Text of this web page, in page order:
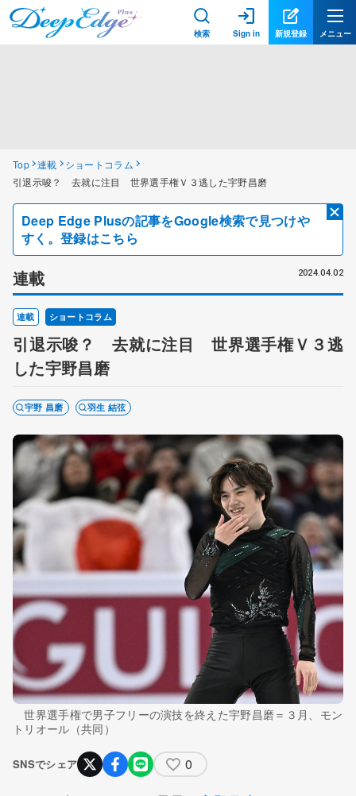
検索 Sign in 新規登録 メニュー
Top 連載
ショートコラム
引退示唆？ 去就に注目 世界選手権Ｖ３逃した宇野昌磨
Deep Edge Plusの記事をGoogle検索で見つけや
すく。登録はこちら
連載 2024.04.02
連載 ショートコラム
引退示唆？ 去就に注目 世界選手権Ｖ３逃
した宇野昌磨
宇野 昌磨 羽生 結弦
世界選手権で男子フリーの演技を終えた宇野昌磨＝３月、モン
トリオール（共同）
SNSでシェア 0